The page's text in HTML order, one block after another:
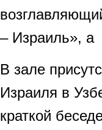
– Израиль», а
В зале
Израиля в
краткой